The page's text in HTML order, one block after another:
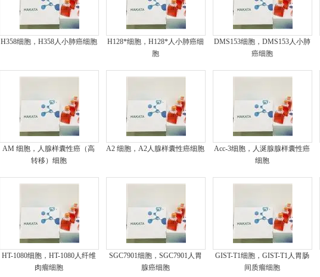
H358细胞，H358人小肺癌细胞
H128*细胞，H128*人小肺癌细
胞
DMS153细胞，DMS153人小肺
癌细胞
AM 细胞，人腺样囊性癌（高
转移）细胞
A2 细胞，A2人腺样囊性癌细胞
Acc-3细胞，人涎腺腺样囊性癌
细胞
HT-1080细胞，HT-1080人纤维
肉瘤细胞
SGC7901细胞，SGC7901人胃
腺癌细胞
GIST-T1细胞，GIST-T1人胃肠
间质瘤细胞